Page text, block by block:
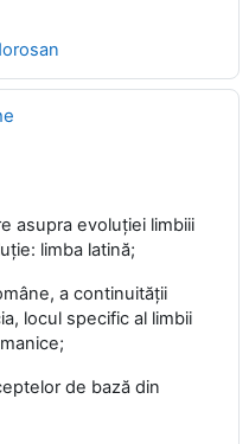
asupra evoluţiei limbiii
limba latină;
a continuităţii
locul specific al limbii
de bază din